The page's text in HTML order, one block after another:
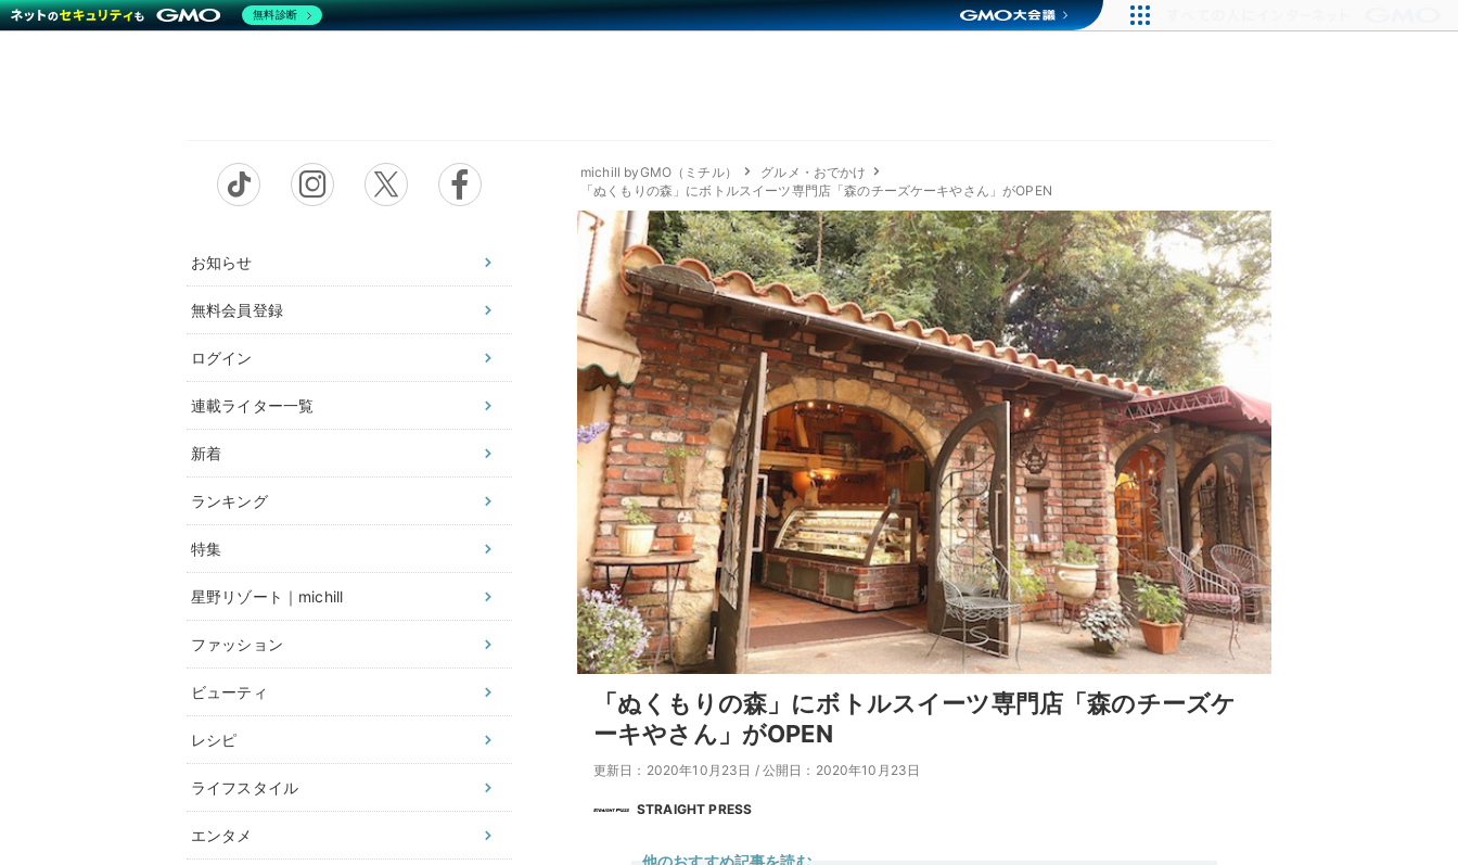
お知らせ
無料会員登録
ログイン
連載ライター一覧
新着
ランキング
特集
星野リゾート｜michill
ファッション
ビューティ
レシピ
ライフスタイル
エンタメ
michill byGMO（ミチル）
グルメ・おでかけ
「ぬくもりの森」にボトルスイーツ専門店「森のチーズケーキやさん」がOPEN
「ぬくもりの森」にボトルスイーツ専門店「森のチーズケ
ーキやさん」がOPEN
更新日：2020年10月23日 / 公開日：2020年10月23日
STRAIGHT PRESS
他のおすすめ記事を読む
無料診断